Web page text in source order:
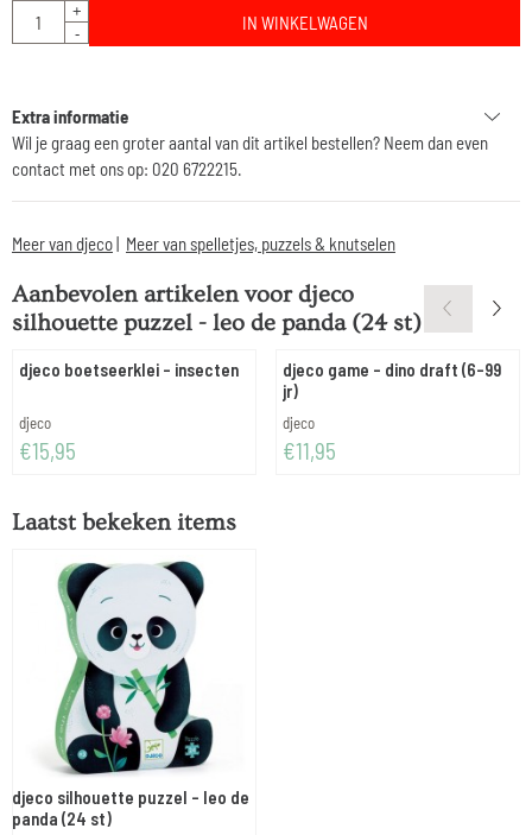
Aantal
+
-
IN WINKELWAGEN
Extra informatie
Wil je graag een groter aantal van dit artikel bestellen? Neem dan even
contact met ons op: 020 6722215.
Meer van djeco| Meer van spelletjes, puzzels & knutselen
Aanbevolen artikelen voordjeco
silhouette puzzel - leo de panda (24 st)
djeco boetseerklei - insecten
Merk:
djeco
Prijs: 15,95
€15,95
djeco game - dino draft (6-99
jr)
Merk:
djeco
Prijs: 11,95
€11,95
Laatst bekeken items
djeco silhouette puzzel - leo de
panda (24 st)